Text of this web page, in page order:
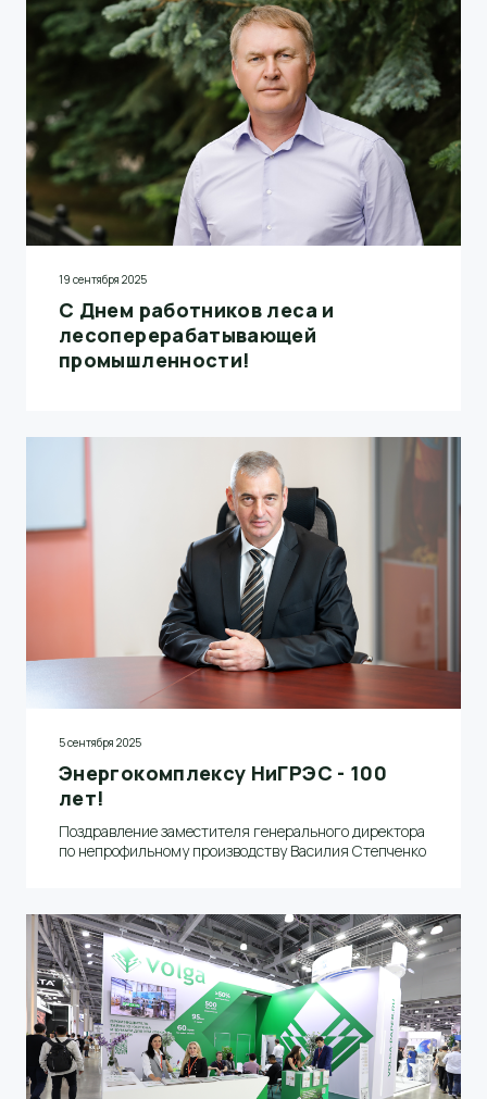
19 сентября 2025
С Днем работников леса и
лесоперерабатывающей
промышленности!
5 сентября 2025
Энергокомплексу НиГРЭС - 100
лет!
Поздравление заместителя генерального директора
по непрофильному производству Василия Степченко